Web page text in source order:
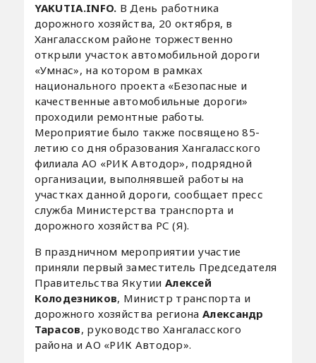
YAKUTIA.INFO. В День работника
дорожного хозяйства, 20 октября, в
Хангаласском районе торжественно
открыли участок автомобильной дороги
«Умнас», на котором в рамках
национального проекта «Безопасные и
качественные автомобильные дороги»
проходили ремонтные работы.
Мероприятие было также посвящено 85-
летию со дня образования Хангаласского
филиала АО «РИК Автодор», подрядной
организации, выполнявшей работы на
участках данной дороги, сообщает пресс
служба Министерства транспорта и
дорожного хозяйства РС (Я).
В праздничном мероприятии участие
приняли первый заместитель Председателя
Правительства Якутии Алексей
Колодезников, Министр транспорта и
дорожного хозяйства региона Александр
Тарасов, руководство Хангаласского
района и АО «РИК Автодор».